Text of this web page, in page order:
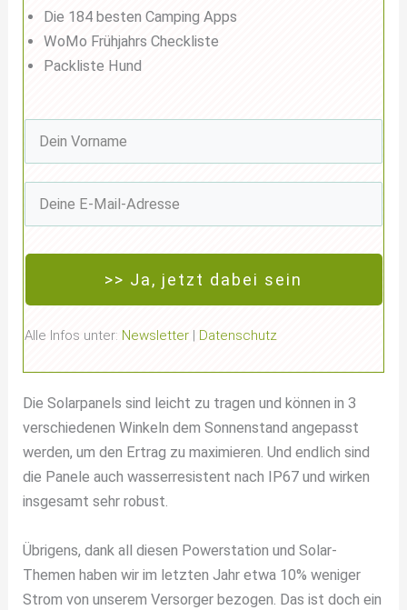
Die 184 besten Camping Apps
WoMo Frühjahrs Checkliste
Packliste Hund
>> Ja, jetzt dabei sein
Alle Infos unter: Newsletter Datenschutz
Die Solarpanels sind leicht zu tragen und können in 3
verschiedenen Winkeln dem Sonnenstand angepasst
werden, um den Ertrag zu maximieren. Und endlich sind
die Panele auch wasserresistent nach IP67 und wirken
insgesamt sehr robust.
Übrigens, dank all diesen Powerstation und Solar-
Themen haben wir im letzten Jahr etwa 10% weniger
Strom von unserem Versorger bezogen. Das ist doch ein